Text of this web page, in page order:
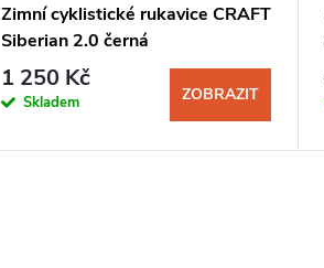
Zimní cyklistické rukavice CRAFT
Siberian 2.0 černá
1 250 Kč
Skladem ZOBRAZIT